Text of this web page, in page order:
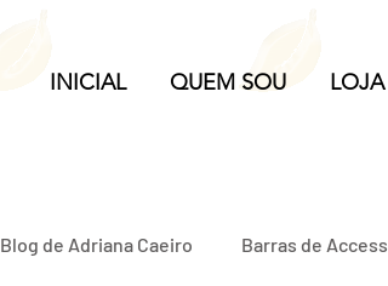
INICIAL QUEM SOU LOJA
Blog de Adriana Caeiro Barras de Access